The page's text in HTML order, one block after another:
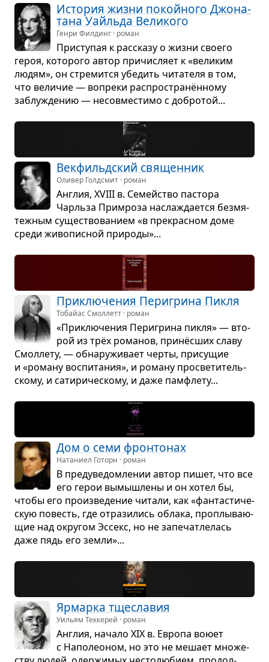
Исто­рия жизни покойного Джо­на­
тана Уайльда Вели­кого
Генри Филдинг · роман
При­сту­пая к рас­сказу о жизни сво­его
героя, кото­рого автор при­чис­ляет к «вели­ким
людям», он стре­мится убе­дить чита­теля в том,
что вели­чие — вопреки рас­про­странён­ному
заблу­жде­нию — несов­ме­стимо с добро­той...
Век­фильд­ский свя­щен­ник
Оливер Голдсмит · роман
Англия, XVIII в. Семейство пас­тора
Чарльза Примроза насла­жда­ется без­мя­
теж­ным суще­ство­ва­нием «в пре­крас­ном доме
среди живо­пис­ной при­роды»...
При­клю­че­ния Пери­грина Пикля
Тобайас Смоллетт · роман
«При­клю­че­ния Пери­грина пикля» — вто­
рой из трёх рома­нов, принёс­ших славу
Смол­лету, — обна­ру­жи­вает черты, при­су­щие
и «роману вос­пи­та­ния», и роману про­све­ти­тель­
скому, и сати­ри­че­скому, и даже пам­флету...
Дом о семи фрон­то­нах
Натаниел Готорн · роман
В пре­ду­ве­дом­ле­нии автор пишет, что все
его герои вымыш­лены и он хотел бы,
чтобы его про­из­ве­де­ние читали, как «фан­та­сти­че­
скую повесть, где отра­зи­лись облака, про­плы­ва­ю­
щие над окру­гом Эссекс, но не запе­чат­ле­лась
даже пядь его земли»...
Ярмарка тще­сла­вия
Уильям Теккерей · роман
Англия, начало XIX в. Европа воюет
с Напо­лео­ном, но это не мешает мно­же­